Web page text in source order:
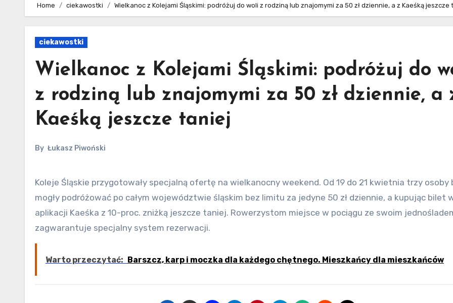
Home ciekawostki Wielkanoc z Kolejami Śląskimi: podróżuj do woli z rodziną lub znajomymi za 50 zł dziennie, a z Kaeśką jeszcze
ciekawostki
Wielkanoc z Kolejami Śląskimi: podróżuj do
z rodziną lub znajomymi za 50 zł dziennie, a
Kaeśką jeszcze taniej
By Łukasz Piwoński
Koleje Śląskie przygotowały specjalną ofertę na wielkanocny weekend. Od 19 do 21 kwietnia trzy osoby będą
mogły podróżować po całym województwie śląskim bez limitu za jedyne 50 zł dziennie, a kupując bilet
aplikacji Kaeśka z 10-proc. zniżką jeszcze taniej. Rowerzystom miejsce w pociągu ze swoim
zagwarantuje specjalny system rezerwacji.
Warto przeczytać: Barszcz, karp i moczka dla każdego chętnego. Mieszkańcy dla mieszkańców